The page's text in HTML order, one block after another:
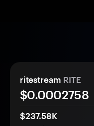
ritestream RITE
$0.0002758
$237.58K